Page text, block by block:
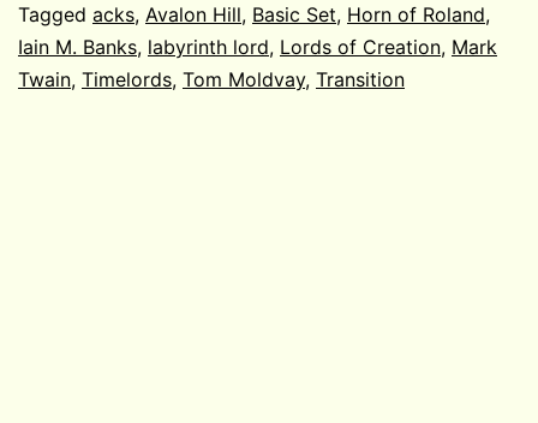
Tagged acks, Avalon Hill, Basic Set, Horn of Roland,
Iain M. Banks, labyrinth lord, Lords of Creation, Mark
Twain, Timelords, Tom Moldvay, Transition